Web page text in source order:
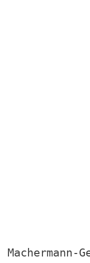
Machermann-